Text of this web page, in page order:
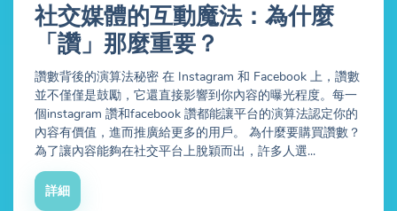
社交媒體的互動魔法：為什麼
「讚」那麼重要？
讚數背後的演算法秘密 在 Instagram 和 Facebook 上，讚數
並不僅僅是鼓勵，它還直接影響到你內容的曝光程度。每一
個instagram 讚和facebook 讚都能讓平台的演算法認定你的
內容有價值，進而推廣給更多的用戶。 為什麼要購買讚數？
為了讓內容能夠在社交平台上脫穎而出，許多人選...
詳細